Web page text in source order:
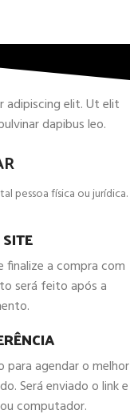
adipiscing elit. Ut elit
dapibus leo.
pessoa física ou jurídica.
a compra com
será feito após a
agendar o melhor
Será enviado o link e
computador.